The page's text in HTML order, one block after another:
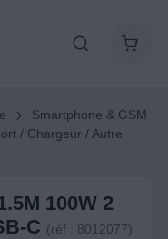
Smartphone & GSM
/ Chargeur / Autre
100W 2
C (réf : 8012077)